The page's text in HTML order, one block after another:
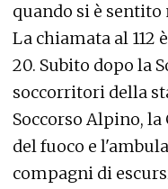
quando si è sentito
La chiamata al 112
20. Subito dopo la
soccorritori della
Soccorso Alpino,
del fuoco e
compagni di